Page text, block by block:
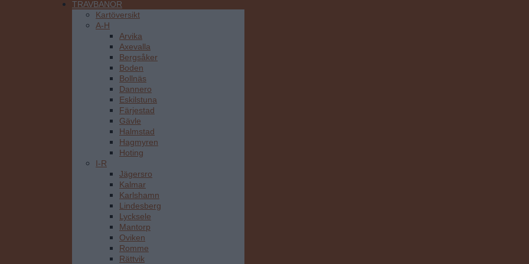
TRAVBANOR
Kartöversikt
A-H
Arvika
Axevalla
Bergsåker
Boden
Bollnäs
Dannero
Eskilstuna
Färjestad
Gävle
Halmstad
Hagmyren
Hoting
I-R
Jägersro
Kalmar
Karlshamn
Lindesberg
Lycksele
Mantorp
Oviken
Romme
Rättvik